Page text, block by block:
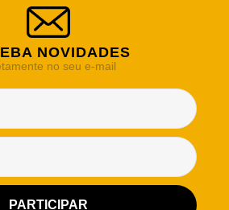
NOVIDADES
no seu e-mail